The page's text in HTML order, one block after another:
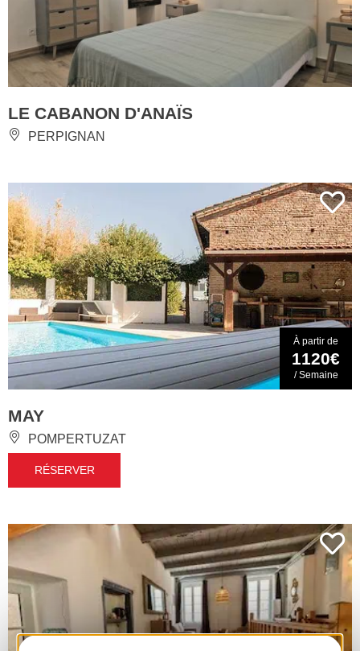
LE CABANON D'ANAÏS
PERPIGNAN
À partir de
1120€
/ Semaine
MAY
POMPERTUZAT
RÉSERVER